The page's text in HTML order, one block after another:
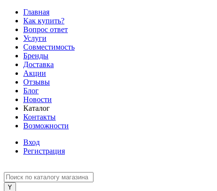
Главная
Как купить?
Вопрос ответ
Услуги
Совместимость
Бренды
Доставка
Акции
Отзывы
Блог
Новости
Каталог
Контакты
Возможности
Вход
Регистрация